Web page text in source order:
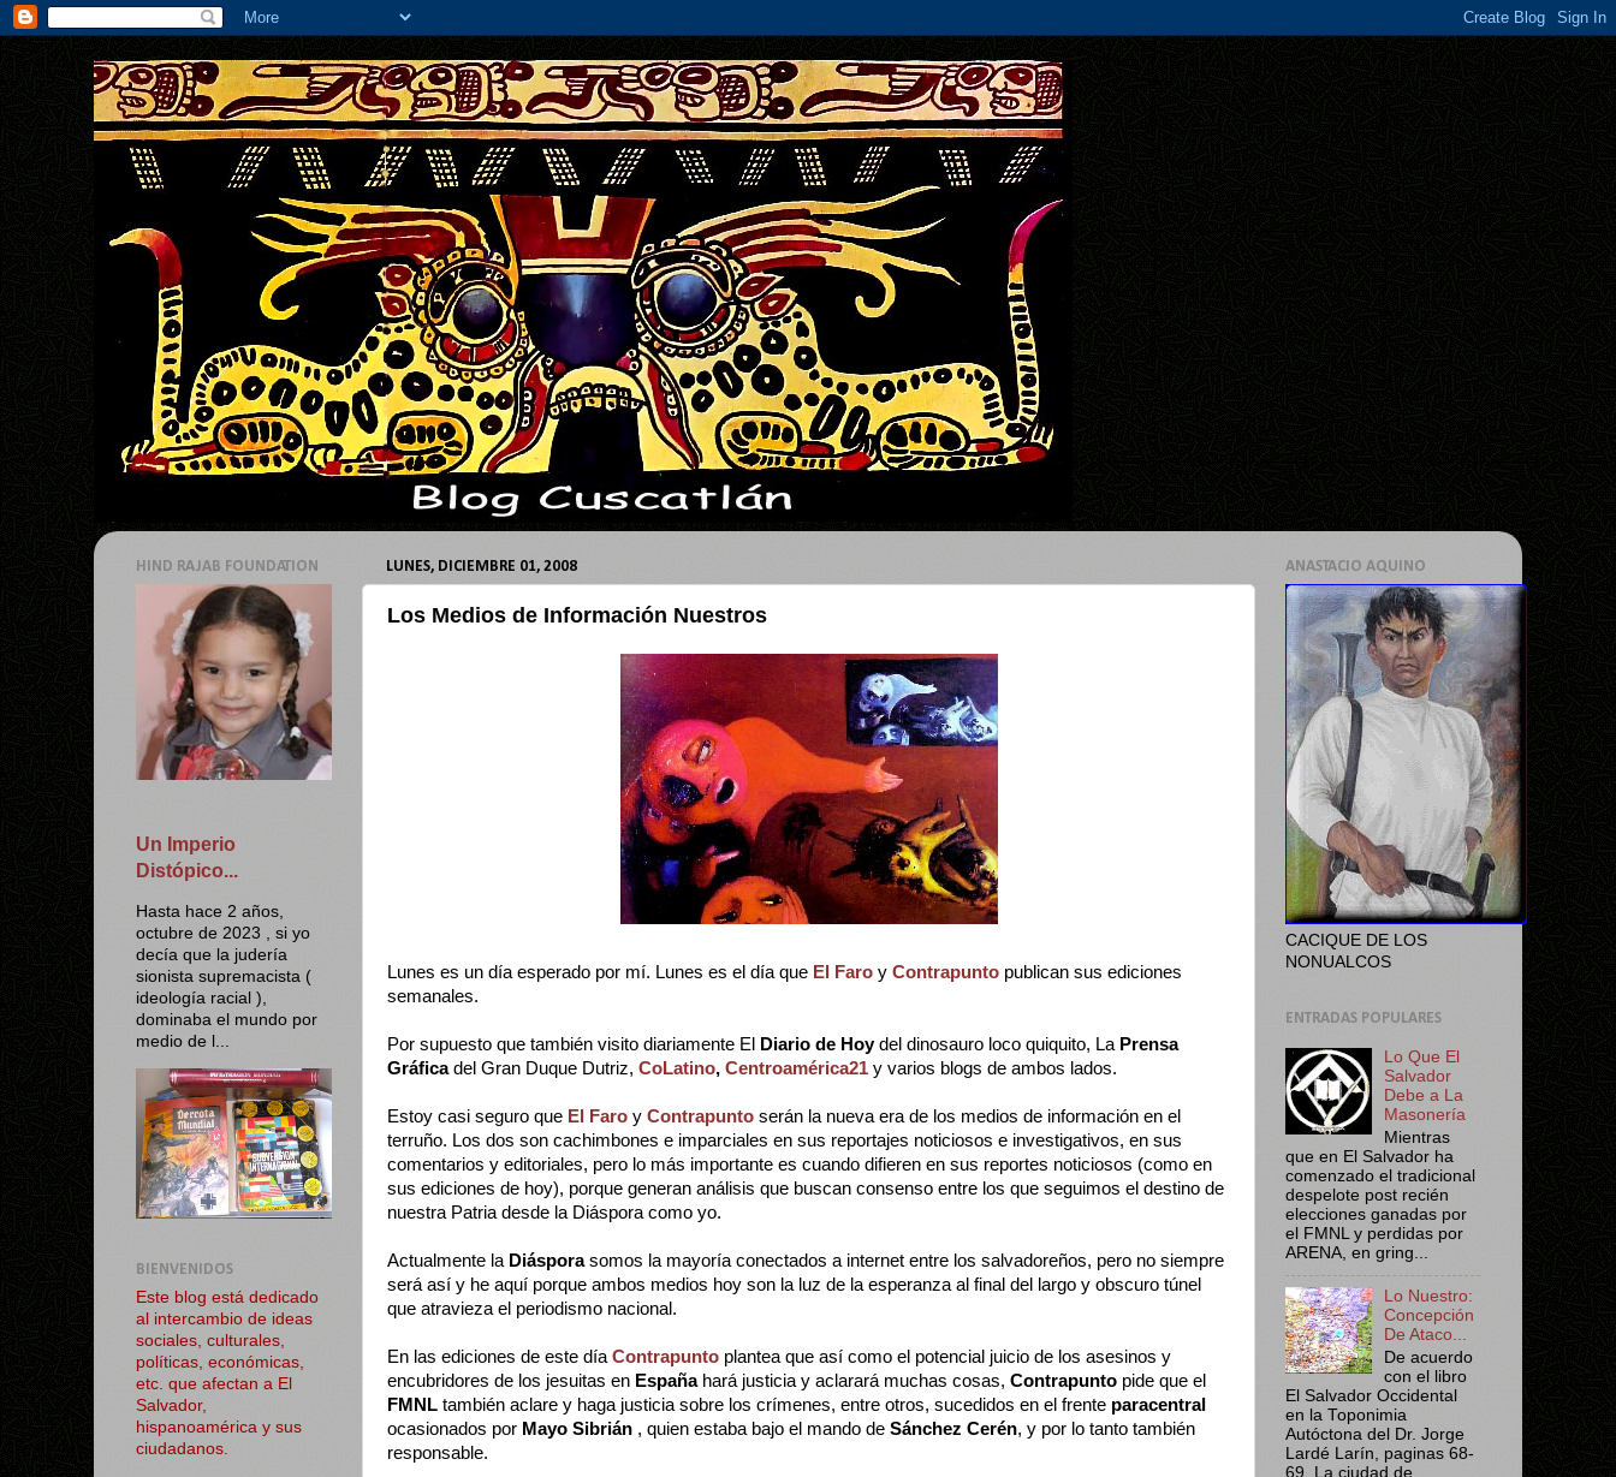
LUNES, DICIEMBRE 01, 2008
Los Medios de Información Nuestros
Lunes es un día esperado por mí. Lunes es el día que El Faro y Contrapunto publican sus ediciones
semanales.
Por supuesto que también visito diariamente El Diario de Hoydel dinosauro loco quiquito, La Prensa
Gráficadel Gran Duque Dutriz, CoLatino, Centroamérica21 y varios blogs de ambos lados.
Estoy casi seguro que El Faro y Contrapunto serán la nueva era de los medios de información en el
terruño. Los dos son cachimbones e imparciales en sus reportajes noticiosos e investigativos, en sus
comentarios y editoriales, pero lo más importante es cuando difieren en sus reportes noticiosos (como en
sus ediciones de hoy), porque generan análisis que buscan consenso entre los que seguimos el destino de
nuestra Patria desde la Diáspora como yo.
Actualmente la Diásporasomos la mayoría conectados a internet entre los salvadoreños, pero no siempre
será así y he aquí porque ambos medios hoy son la luz de la esperanza al final del largo y obscuro túnel
que atravieza el periodismo nacional.
En las ediciones de este día Contrapunto plantea que así como el potencial juicio de los asesinos y
encubridores de los jesuitas en Españahará justicia y aclarará muchas cosas, Contrapunto pide que el
FMNL también aclare y haga justicia sobre los crímenes, entre otros, sucedidos en el frente paracentral
ocasionados por Mayo Sibrián , quien estaba bajo el mando de Sánchez Cerén, y por lo tanto también
responsable.
HIND RAJAB FOUNDATION
Un Imperio
Distópico...
Hasta hace 2 años,
octubre de 2023 , si yo
decía que la judería
sionista supremacista (
ideología racial ),
dominaba el mundo por
medio de l...
BIENVENIDOS
Este blog está dedicado
al intercambio de ideas
sociales, culturales,
políticas, económicas,
etc. que afectan a El
Salvador,
hispanoamérica y sus
ciudadanos.
ANASTACIO AQUINO
CACIQUE DE LOS
NONUALCOS
ENTRADAS POPULARES
Lo Que El
Salvador
Debe a La
Masonería
Mientras
que en El Salvador ha
comenzado el tradicional
despelote post recién
elecciones ganadas por
el FMNL y perdidas por
ARENA, en gring...
Lo Nuestro:
Concepción
De Ataco...
De acuerdo
con el libro
El Salvador Occidental
en la Toponimia
Autóctona del Dr. Jorge
Lardé Larín, paginas 68-
69, La ciudad de